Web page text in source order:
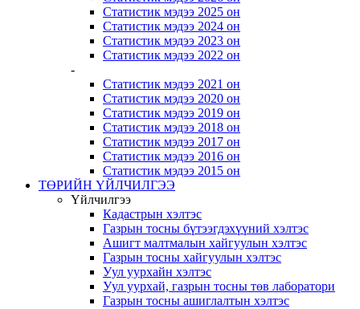
Статистик мэдээ 2025 он
Статистик мэдээ 2024 он
Статистик мэдээ 2023 он
Статистик мэдээ 2022 он
-
Статистик мэдээ 2021 он
Статистик мэдээ 2020 он
Статистик мэдээ 2019 он
Статистик мэдээ 2018 он
Статистик мэдээ 2017 он
Статистик мэдээ 2016 он
Статистик мэдээ 2015 он
ТӨРИЙН ҮЙЛЧИЛГЭЭ
Үйлчилгээ
Кадастрын хэлтэс
Газрын тосны бүтээгдэхүүний хэлтэс
Ашигт малтмалын хайгуулын хэлтэс
Газрын тосны хайгуулын хэлтэс
Уул уурхайн хэлтэс
Уул уурхай, газрын тосны төв лаборатори
Газрын тосны ашиглалтын хэлтэс